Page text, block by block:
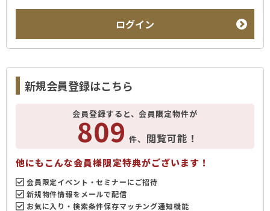
ログイン
新規会員登録はこちら
会員登録すると、会員限定物件が
809 件、 閲覧可能！
他にもこんな会員様限定特典がございます！
会員限定イベント・セミナーにご招待
新規物件情報をメールで配信
お気に入り・検索条件保存マッチング通知機能